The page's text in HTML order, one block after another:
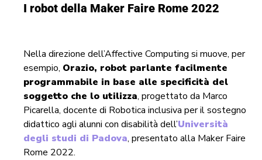
I robot della Maker Faire Rome 2022
Nella direzione dell’Affective Computing si muove, per
esempio, Orazio, robot parlante facilmente
programmabile in base alle specificità del
soggetto che lo utilizza, progettato da Marco
Picarella, docente di Robotica inclusiva per il sostegno
didattico agli alunni con disabilità dell’Università
degli studi di Padova, presentato alla Maker Faire
Rome 2022.